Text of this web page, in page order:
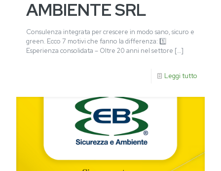
AMBIENTE SRL
Consulenza integrata per crescere in modo sano, sicuro e
green. Ecco 7 motivi che fanno la differenza: 1️⃣
Esperienza consolidata – Oltre 20 anni nel settore […]
Leggi tutto